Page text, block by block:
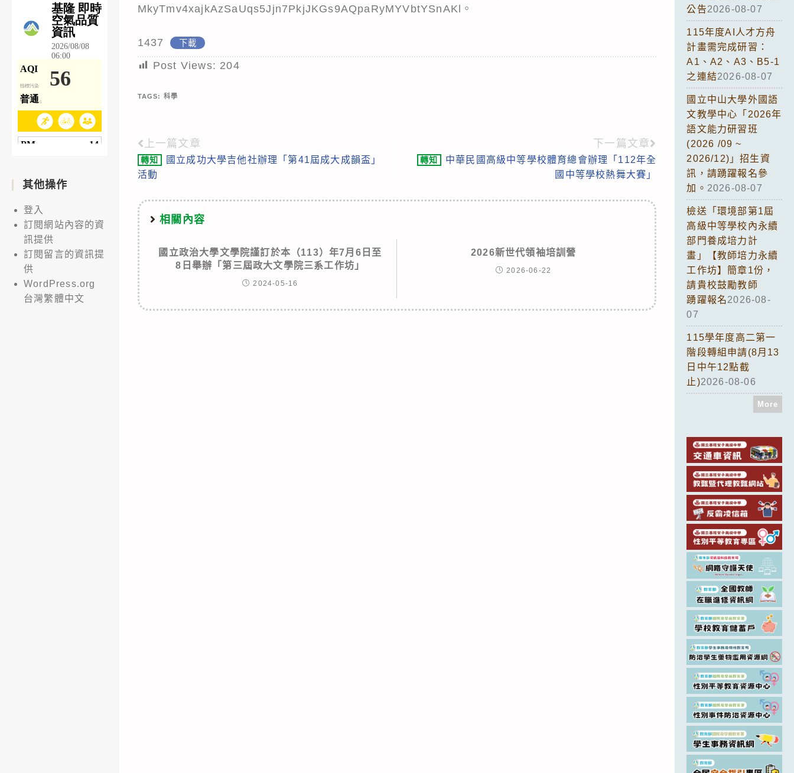
MkyTmv4xajkAzSaUqs5Jjn7PkjJKGs9AQpaRyMYVbtYSnAKl。
1437 下載
Post Views: 204
TAGS: 科學
Read
more
上一篇文章
轉知
國立成功大學吉他社辦理「第41屆成大成韻盃」
活動
下一篇文章
轉知
中華民國高級中等學校體育總會辦理「112年全
國中等學校熱舞大賽」
相關內容
國立政治大學文學院謹訂於本（113）年7月6日至
8日舉辦「第三屆政大文學院三系工作坊」
2024-05-16
2026新世代領袖培訓營
2026-06-22
其他操作
登入
訂閱網站內容的資
訊提供
訂閱留言的資訊提
供
WordPress.org
台灣繁體中文
公告2026-08-07
115年度AI人才方舟
計畫需完成研習：
A1、A2、A3、B5-1
之連結2026-08-07
國立中山大學外國語
文教學中心「2026年
語文能力研習班
(2026 /09 ~
2026/12)」招生資
訊，請踴躍報名參
加。 2026-08-07
檢送「環境部第1屆
高級中等學校內永續
部門養成培力計
畫」【教師培力永續
工作坊】簡章1份，
請貴校鼓勵教師
踴躍報名2026-08-
07
115學年度高二第一
階段轉組申請(8月13
日中午12點截
止)2026-08-06
More